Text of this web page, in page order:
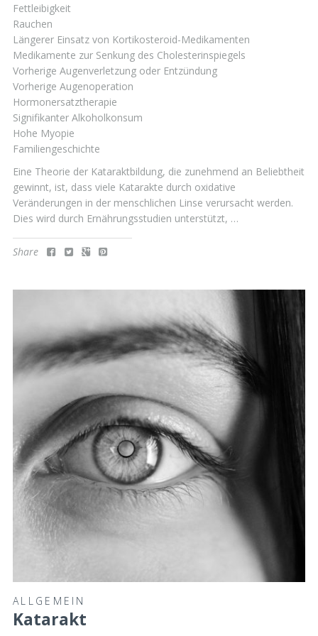
Fettleibigkeit
Rauchen
Längerer Einsatz von Kortikosteroid-Medikamenten
Medikamente zur Senkung des Cholesterinspiegels
Vorherige Augenverletzung oder Entzündung
Vorherige Augenoperation
Hormonersatztherapie
Signifikanter Alkoholkonsum
Hohe Myopie
Familiengeschichte
Eine Theorie der Kataraktbildung, die zunehmend an Beliebtheit
gewinnt, ist, dass viele Katarakte durch oxidative
Veränderungen in der menschlichen Linse verursacht werden.
Dies wird durch Ernährungsstudien unterstützt, …
Share
ALLGEMEIN
Katarakt